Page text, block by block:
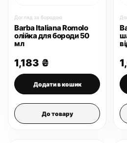
Догляд за бородою
Barba Italiana Romolo
олійка для бороди 50
мл
1,183 ₴
Додати в кошик
До товару